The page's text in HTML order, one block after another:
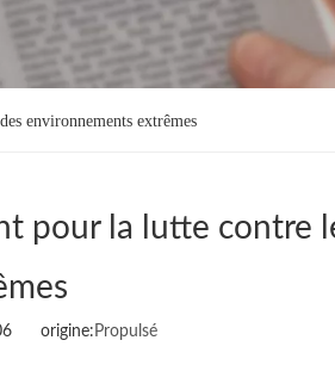
environnements extrêmes
pour la lutte contre
origine: Propulsé